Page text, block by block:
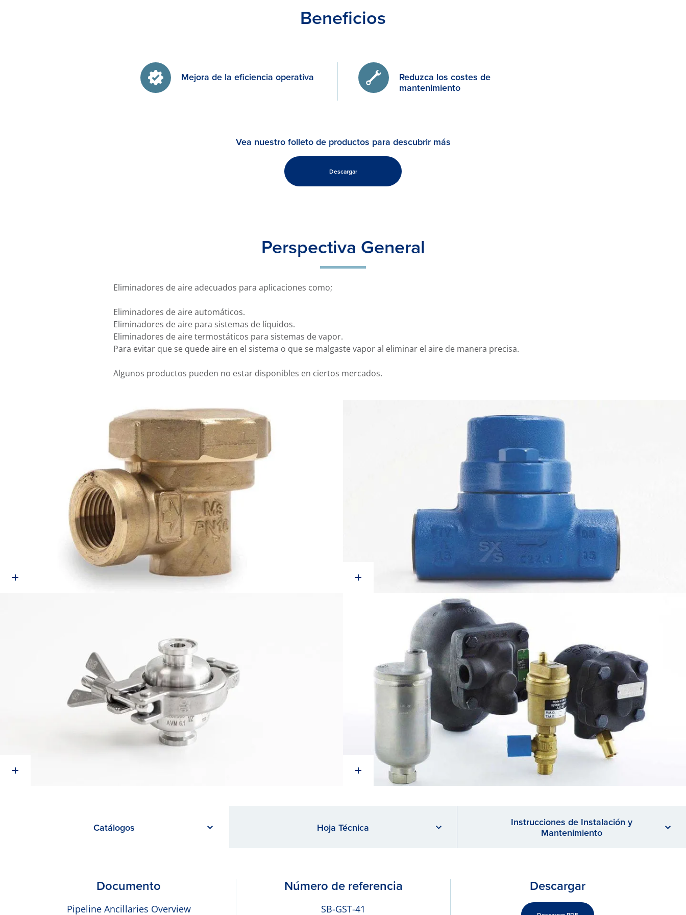
Beneficios
Mejora de la eficiencia operativa
Reduzca los costes de
mantenimiento
Vea nuestro folleto de productos para descubrir más
Descargar
Perspectiva General
Eliminadores de aire adecuados para aplicaciones como;
Eliminadores de aire automáticos.
Eliminadores de aire para sistemas de líquidos.
Eliminadores de aire termostáticos para sistemas de vapor.
Para evitar que se quede aire en el sistema o que se malgaste vapor al eliminar el aire de manera precisa.
Algunos productos pueden no estar disponibles en ciertos mercados.
Catálogos Hoja Técnica
Instrucciones de Instalación y
Mantenimiento
Documento
Pipeline Ancillaries Overview
Número de referencia
SB-GST-41
Descargar